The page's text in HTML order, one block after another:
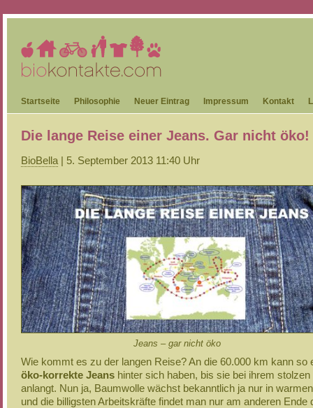
Startseite Philosophie Neuer Eintrag Impressum Kontakt
Die lange Reise einer Jeans. Gar nicht öko!
BioBella | 5. September 2013 11:40 Uhr
Jeans – gar nicht öko
Wie kommt es zu der langen Reise? An die 60.000 km kann so
öko-korrekte Jeans hinter sich haben, bis sie bei ihrem
anlangt. Nun ja, Baumwolle wächst bekanntlich ja nur in
und die billigsten Arbeitskräfte findet man nur am anderen Ende